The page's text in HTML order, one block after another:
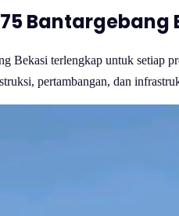
Bekasi terlengkap untuk setiap
pertambangan, dan